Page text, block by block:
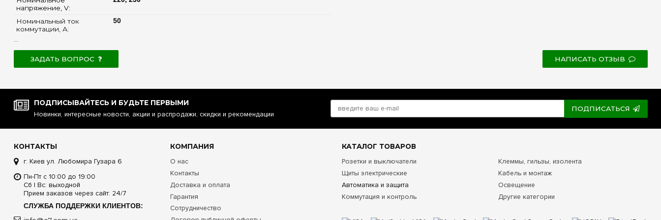
напряжение, V:
Номинальный ток
коммутации, А:
50
...
ЗАДАТЬ ВОПРОС НАПИСАТЬ ОТЗЫВ
ПОДПИСЫВАЙТЕСЬ И БУДЬТЕ ПЕРВЫМИ
Новинки, интересные новости, акции и распродажи, скидки и рекомендации
ПОДПИСАТЬСЯ
КОНТАКТЫ
г. Киев ул. Любомира Гузара 6
Пн-Пт с 10:00 до 19:00
Сб | Вс: выходной
Прием заказов через сайт: 24/7
СЛУЖБА ПОДДЕРЖКИ КЛИЕНТОВ:
КОМПАНИЯ
О нас
Контакты
Доставка и оплата
Гарантия
Сотрудничество
КАТАЛОГ ТОВАРОВ
Розетки и выключатели
Щиты электрические
Автоматика и защита
Коммутация и контроль
Клеммы, гильзы, изолента
Кабель и монтаж
Освещение
Другие категории